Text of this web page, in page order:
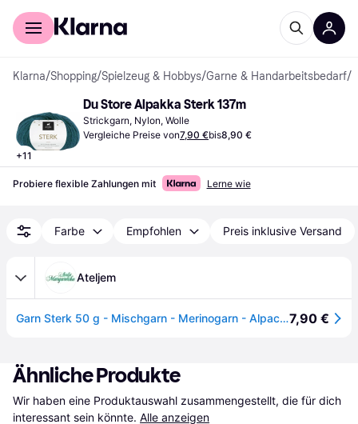
Für Shopper
Klarna/Shopping/Spielzeug & Hobbys/Garne & Handarbeitsbedarf/
+11
Du Store Alpakka Sterk 137m
Strickgarn, Nylon, Wolle
Vergleiche Preise von7,90 €bis8,90 €
Probiere flexible Zahlungen mit Lerne wie
Farbe Empfohlen Preis inklusive Versand
Ateljem
Garn Sterk 50 g - Mischgarn - Merinogarn - Alpackagarn - Schwarz - Du Store Alpakka Schwarz7,90 €
Ähnliche Produkte
Wir haben eine Produktauswahl zusammengestellt, die für dich
interessant sein könnte. Alle anzeigen